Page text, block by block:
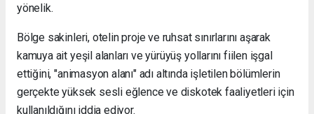
yönelik.
Bölge sakinleri, otelin proje ve ruhsat sınırlarını aşarak
kamuya ait yeşil alanları ve yürüyüş yollarını fiilen işgal
ettiğini, "animasyon alanı" adı altında işletilen bölümlerin
gerçekte yüksek sesli eğlence ve diskotek faaliyetleri için
kullanıldığını iddia ediyor.